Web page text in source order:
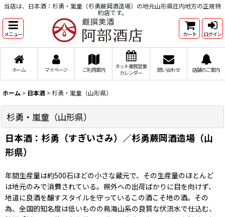
当店は、日本酒：杉勇・嵐童（杉勇蕨岡酒造場）の地元山形県庄内地方の正規特
約店です。
メニュー カート ログイン
ホーム マイページ ご利用案内
ネット業務営業
カレンダー
問い合わせ 店舗のご案内
ホーム > 日本酒 >杉勇・嵐童（山形県）
杉勇・嵐童（山形県）
日本酒：杉勇（すぎいさみ）／杉勇蕨岡酒造場（山
形県）
年間生産量は約500石ほどの小さな蔵元で、その生産量のほとんど
は地元のみで消費されている。県外への出荷ばかりに目を向けず、
地道に良酒を醸すスタイルを守っているこの酒こそ地の酒。その
為、全国的知名度は低いものの鳥海山系の良質な伏流水で仕込む、